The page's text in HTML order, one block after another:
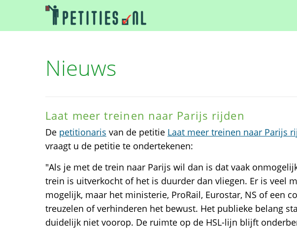
Nieuws
Laat meer treinen naar Parijs rijden
De petitionaris van de petitie Laat meer treinen naar Parijs
vraagt u de petitie te ondertekenen:
"Als je met de trein naar Parijs wil dan is dat vaak
trein is uitverkocht of het is duurder dan vliegen. Er is veel
mogelijk, maar het ministerie, ProRail, Eurostar, NS of een
treuzelen of verhinderen het bewust. Het publieke belang
duidelijk niet voorop. De ruimte op de HSL-lijn blijft